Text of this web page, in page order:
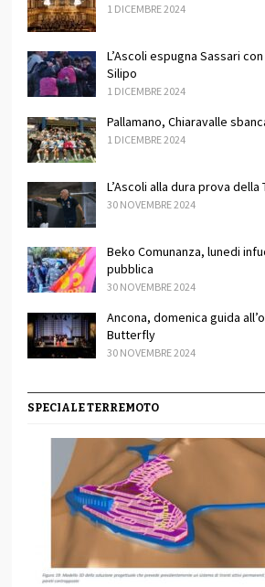
1 DICEMBRE 2024
L’Ascoli espugna Sassari
Silipo
1 DICEMBRE 2024
Pallamano, Chiaravalle
1 DICEMBRE 2024
L’Ascoli alla dura prova della
30 NOVEMBRE 2024
Beko Comunanza, lunedi
pubblica
30 NOVEMBRE 2024
Ancona, domenica guida
Butterfly
30 NOVEMBRE 2024
SPECIALE TERREMOTO